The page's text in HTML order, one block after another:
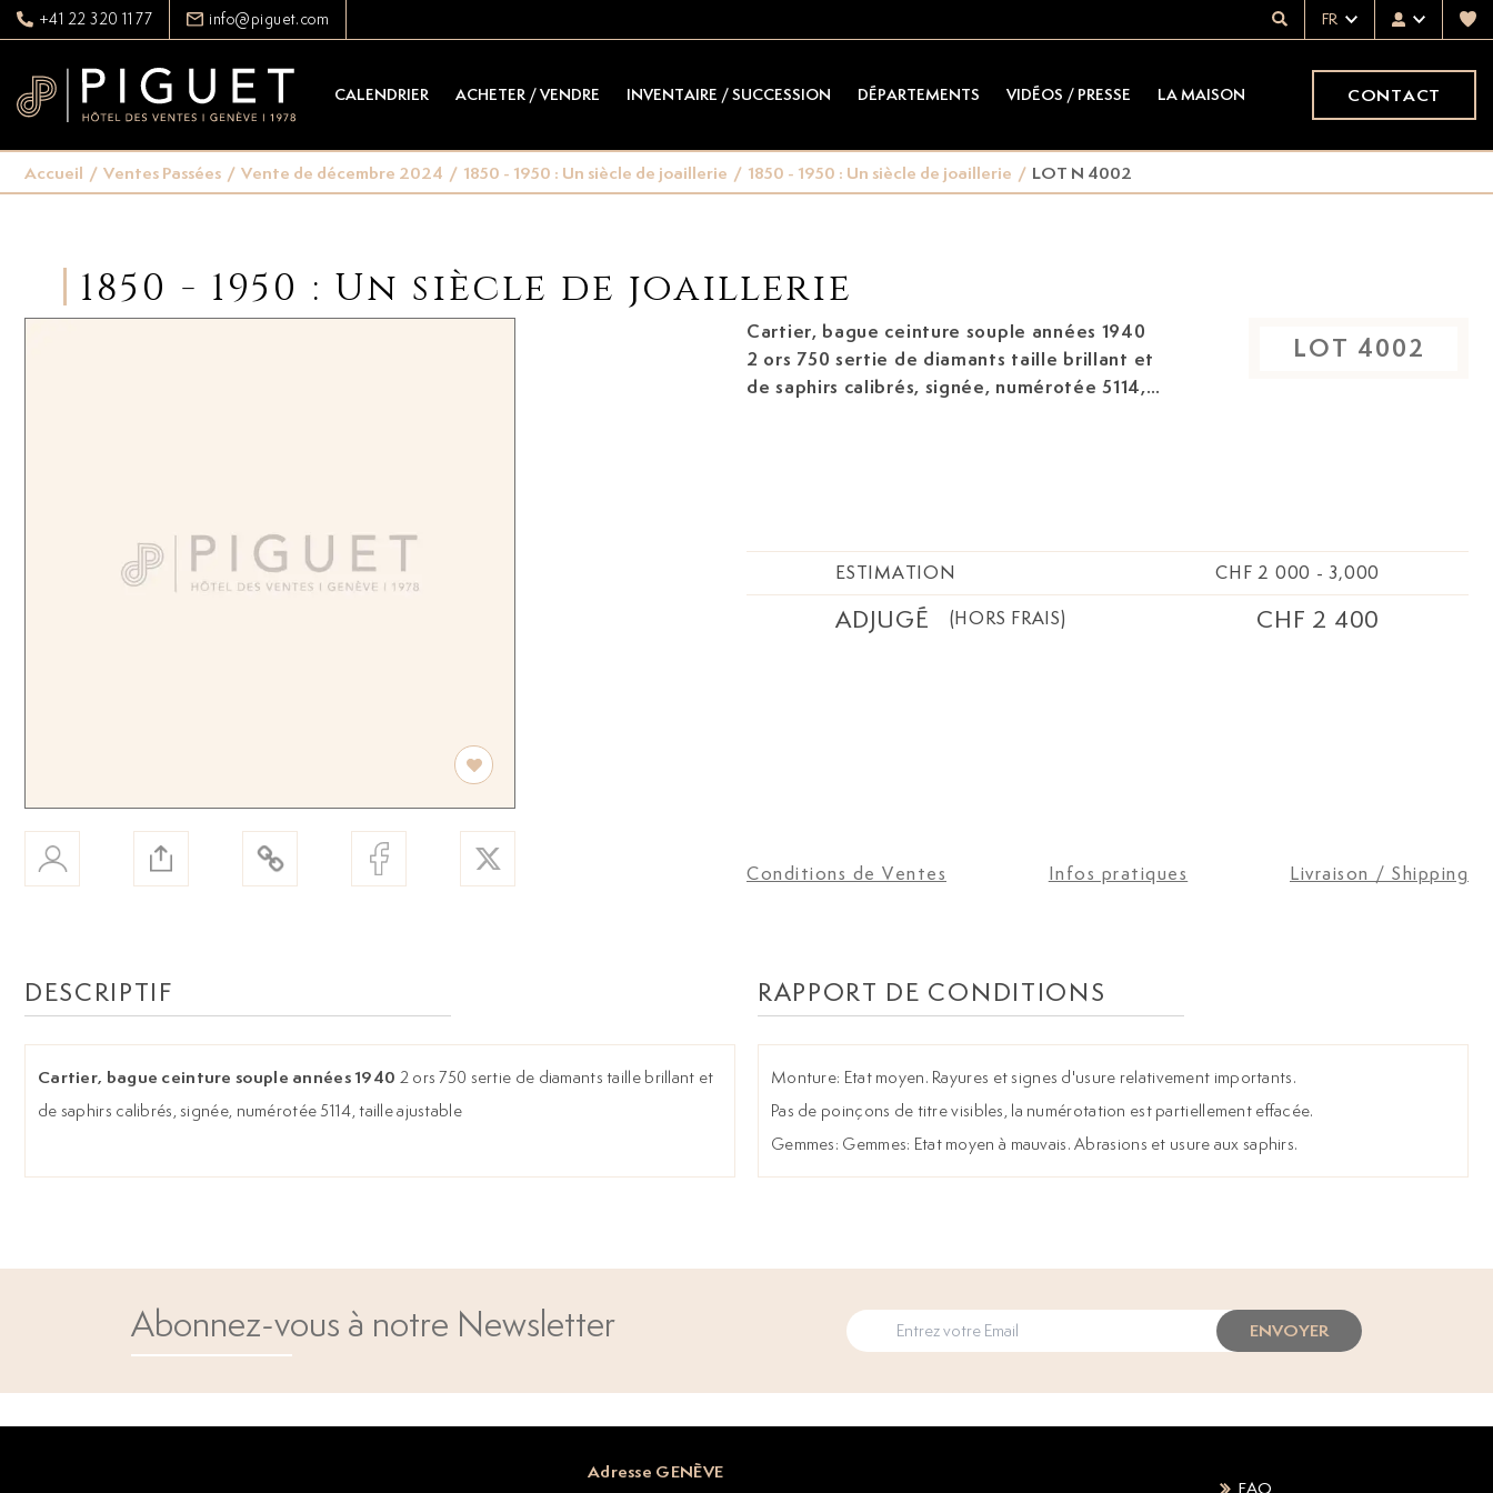
+41 22 320 11 77 info@piguet.com FR
CALENDRIER ACHETER / VENDRE INVENTAIRE / SUCCESSION DÉPARTEMENTS VIDÉOS / PRESSE LA MAISON CONTACT
Accueil / Ventes Passées / Vente de décembre 2024 / 1850 - 1950 : Un siècle de joaillerie / 1850 - 1950 : Un siècle de joaillerie / LOT N 4002
1850 - 1950 : Un siècle de joaillerie
Cartier, bague ceinture souple années 1940
2 ors 750 sertie de diamants taille brillant et
de saphirs calibrés, signée, numérotée 5114,
LOT 4002
ESTIMATION CHF 2 000 - 3,000
ADJUGÉ (HORS FRAIS) CHF 2 400
Conditions de Ventes Infos pratiques Livraison / Shipping
DESCRIPTIF
Cartier, bague ceinture souple années 1940 2 ors 750 sertie de diamants taille brillant et
de saphirs calibrés, signée, numérotée 5114, taille ajustable
RAPPORT DE CONDITIONS
Monture: Etat moyen. Rayures et signes d'usure relativement importants.
Pas de poinçons de titre visibles, la numérotation est partiellement effacée.
Gemmes: Gemmes: Etat moyen à mauvais. Abrasions et usure aux saphirs.
Abonnez-vous à notre Newsletter ENVOYER
Adresse GENÈVE
FAQ